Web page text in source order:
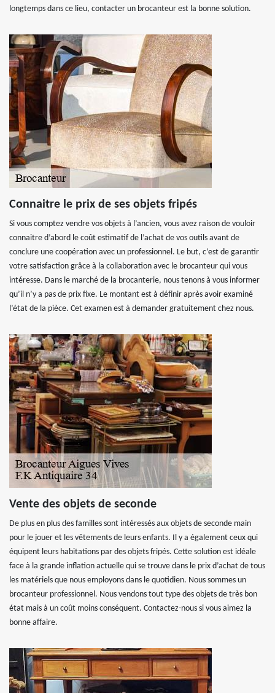
longtemps dans ce lieu, contacter un brocanteur est la bonne solution.
Connaitre le prix de ses objets fripés
Si vous comptez vendre vos objets à l’ancien, vous avez raison de vouloir
connaitre d’abord le coût estimatif de l’achat de vos outils avant de
conclure une coopération avec un professionnel. Le but, c’est de garantir
votre satisfaction grâce à la collaboration avec le brocanteur qui vous
intéresse. Dans le marché de la brocanterie, nous tenons à vous informer
qu’il n’y a pas de prix fixe. Le montant est à définir après avoir examiné
l’état de la pièce. Cet examen est à demander gratuitement chez nous.
Vente des objets de seconde
De plus en plus des familles sont intéressés aux objets de seconde main
pour le jouer et les vêtements de leurs enfants. Il y a également ceux qui
équipent leurs habitations par des objets fripés. Cette solution est idéale
face à la grande inflation actuelle qui se trouve dans le prix d’achat de tous
les matériels que nous employons dans le quotidien. Nous sommes un
brocanteur professionnel. Nous vendons tout type des objets de très bon
état mais à un coût moins conséquent. Contactez-nous si vous aimez la
bonne affaire.